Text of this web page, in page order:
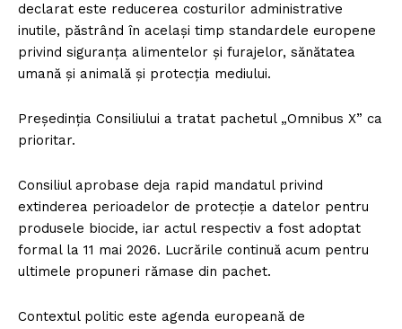
declarat este reducerea costurilor administrative
inutile, păstrând în același timp standardele europene
privind siguranța alimentelor și furajelor, sănătatea
umană și animală și protecția mediului.
Președinția Consiliului a tratat pachetul „Omnibus X” ca
prioritar.
Consiliul aprobase deja rapid mandatul privind
extinderea perioadelor de protecție a datelor pentru
produsele biocide, iar actul respectiv a fost adoptat
formal la 11 mai 2026. Lucrările continuă acum pentru
ultimele propuneri rămase din pachet.
Contextul politic este agenda europeană de